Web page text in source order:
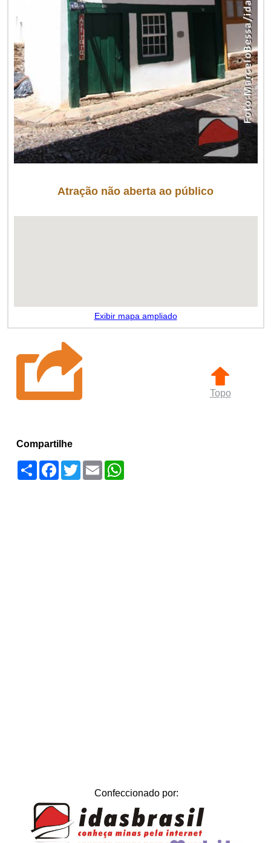
Atração não aberta ao público
Exibir mapa ampliado
Topo
Compartilhe
Compartilhar
Facebook
TwitterEmailWhatsApp
Confeccionado por: